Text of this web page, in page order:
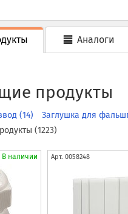
Аналоги
продукты
(14) Заглушка для
(1223)
В наличии Арт. 0058248